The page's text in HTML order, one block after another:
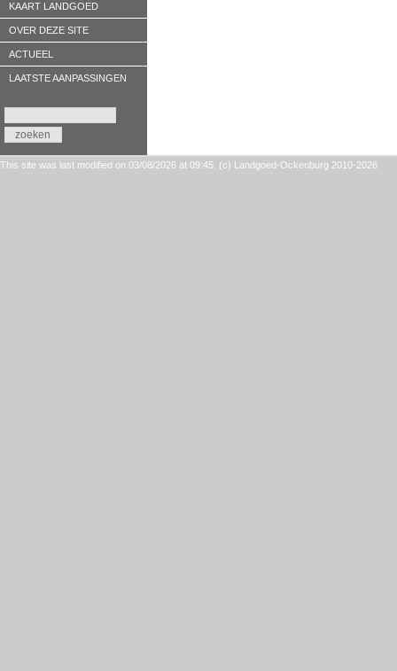
KAART LANDGOED
OVER DEZE SITE
ACTUEEL
LAATSTE AANPASSINGEN
This site was last modified on 03/08/2026 at 09:45. (c) Landgoed-Ockenburg 2010-2026